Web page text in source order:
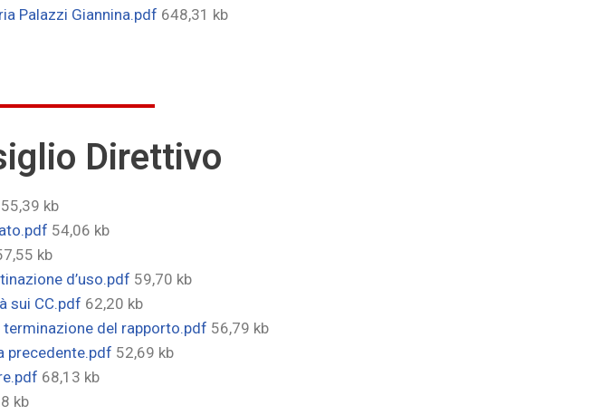
Palazzi Giannina.pdf 648,31 kb
Direttivo
55,39 kb
54,06 kb
kb
d’uso.pdf 59,70 kb
sui CC.pdf 62,20 kb
del rapporto.pdf 56,79 kb
precedente.pdf 52,69 kb
68,13 kb
kb